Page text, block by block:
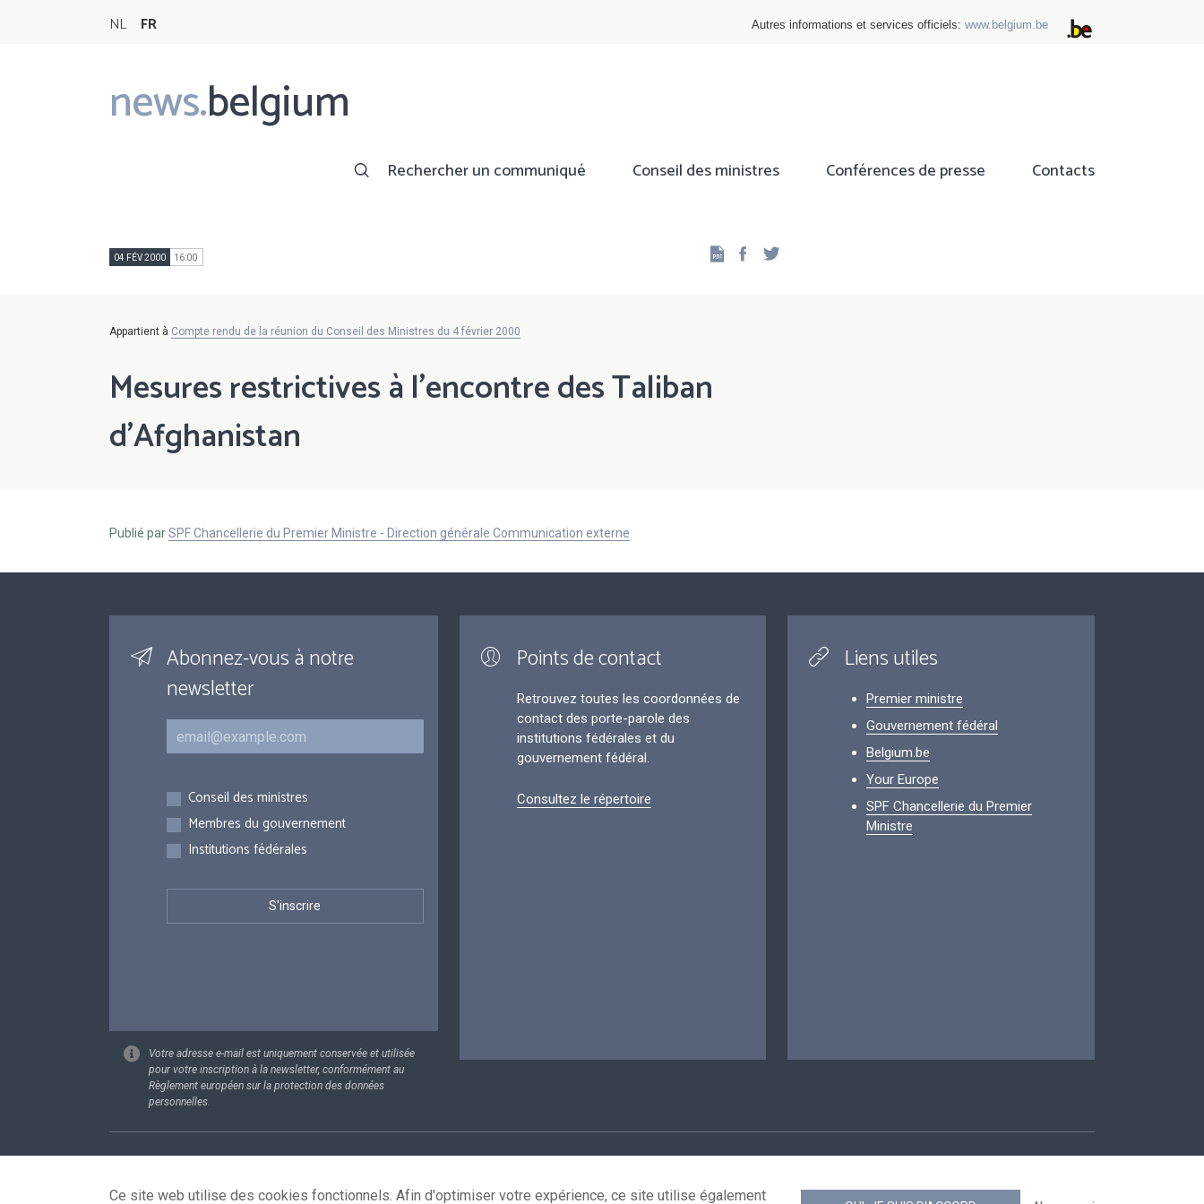
NL FR Autres informations et services officiels: www.belgium.be
news.belgium
Main
navigation
Rechercher un communiqué Conseil des ministres Conférences de presse Contacts
04 FÉV 2000 16:00 Facebook
Appartient à Compte rendu de la réunion du Conseil des Ministres du 4 février 2000
Mesures restrictives à l'encontre des Taliban
d'Afghanistan
Publié parSPF Chancellerie du Premier Ministre - Direction générale Communication externe
Abonnez-vous à notre
newsletter
Courriel
Inscriptions
Conseil des ministres
Membres du gouvernement
Institutions fédérales
Votre adresse e-mail est uniquement conservée et utilisée
pour votre inscription à la newsletter, conformément au
Règlement européen sur la protection des données
personnelles.
Points de contact
Retrouvez toutes les coordonnées de
contact des porte-parole des
institutions fédérales et du
gouvernement fédéral.
Consultez le répertoire
Liens utiles
Premier ministre
Gouvernement fédéral
Belgium.be
Your Europe
SPF Chancellerie du Premier
Ministre
Ce site web utilise des cookies fonctionnels. Afin d'optimiser votre expérience, ce site utilise également